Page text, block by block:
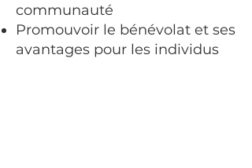
communauté
Promouvoir le bénévolat et ses
avantages pour les individus